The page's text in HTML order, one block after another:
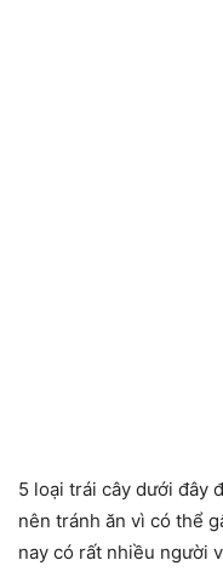
5 loại trái cây dưới đây
nên tránh ăn vì có thể
nay có rất nhiều người